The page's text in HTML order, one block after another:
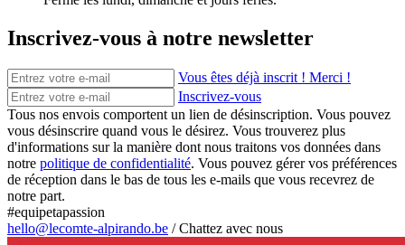
Inscrivez-vous à notre newsletter
Vous êtes déjà inscrit ! Merci !
Inscrivez-vous
Tous nos envois comportent un lien de désinscription. Vous pouvez
vous désinscrire quand vous le désirez. Vous trouverez plus
d'informations sur la manière dont nous traitons vos données dans
notre politique de confidentialité. Vous pouvez gérer vos préférences
de réception dans le bas de tous les e-mails que vous recevrez de
notre part.
#equipetapassion
hello@lecomte-alpirando.be /Chattez avec nous